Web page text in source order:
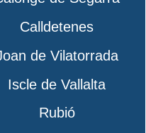
Calldetenes
de Vilatorrada
Iscle de Vallalta
Rubió